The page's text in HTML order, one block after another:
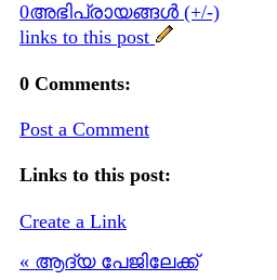
0അഭിപ്രായങ്ങള്‍ (+/-)
links to this post
0 Comments:
Post a Comment
Links to this post:
Create a Link
« ആദ്യ പേജിലേക്ക്